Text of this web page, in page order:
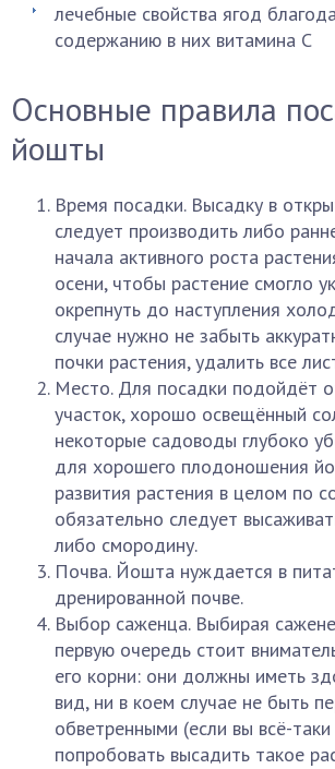
лечебные свойства ягод
содержанию в них витамина С
Основные правила
йошты
Время посадки. Высадку в
следует производить либо
начала активного роста
осени, чтобы растение смогло
окрепнуть до наступления
случае нужно не забыть
почки растения, удалить все
Место. Для посадки подойдёт
участок, хорошо освещённый
некоторые садоводы глубоко
для хорошего плодоношения
развития растения в целом по
обязательно следует
либо смородину.
Почва. Йошта нуждается в
дренированной почве.
Выбор саженца. Выбирая
первую очередь стоит
его корни: они должны иметь
вид, ни в коем случае не быть
обветренными (если вы всё-
попробовать высадить такое